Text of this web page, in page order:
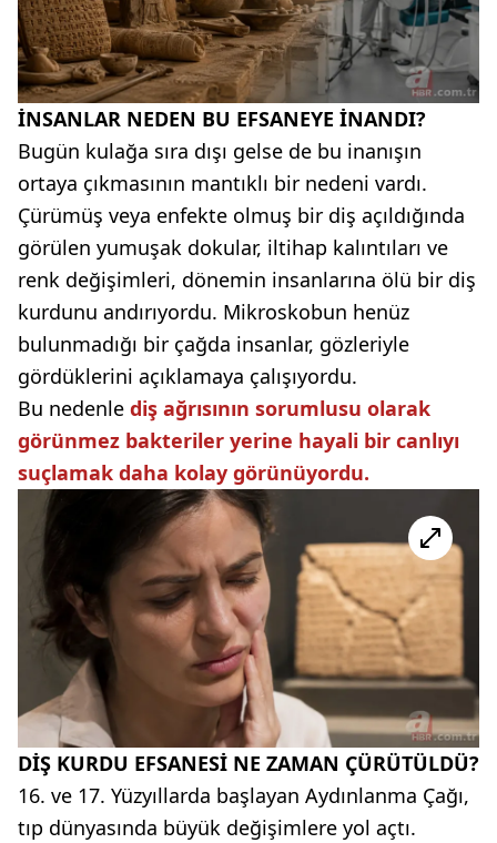
İNSANLAR NEDEN BU EFSANEYE İNANDI?
Bugün kulağa sıra dışı gelse de bu inanışın
ortaya çıkmasının mantıklı bir nedeni vardı.
Çürümüş veya enfekte olmuş bir diş açıldığında
görülen yumuşak dokular, iltihap kalıntıları ve
renk değişimleri, dönemin insanlarına ölü bir diş
kurdunu andırıyordu. Mikroskobun henüz
bulunmadığı bir çağda insanlar, gözleriyle
gördüklerini açıklamaya çalışıyordu.
Bu nedenle diş ağrısının sorumlusu olarak
görünmez bakteriler yerine hayali bir canlıyı
suçlamak daha kolay görünüyordu.
DİŞ KURDU EFSANESİ NE ZAMAN ÇÜRÜTÜLDÜ?
16. ve 17. Yüzyıllarda başlayan Aydınlanma Çağı,
tıp dünyasında büyük değişimlere yol açtı.